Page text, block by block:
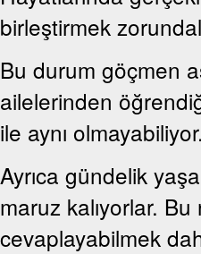
birleştirmek
Bu durum göçmen
ailelerinden
ile aynı
Ayrıca gündelik
maruz kalıyorlar.
cevaplayabilmek